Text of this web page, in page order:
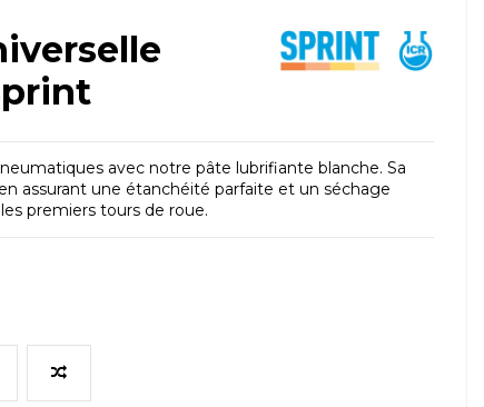
avec notre pâte lubrifiante blanche. Sa
assurant une étanchéité parfaite et un séchage
premiers tours de roue.